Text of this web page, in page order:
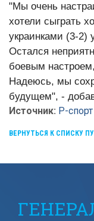
"Мы очень
хотели сыграть
украинками (3-2)
Остался
боевым
Надеюсь, мы
будущем", -
Источник: Р-спорт
ВЕРНУТЬСЯ К СПИСКУ